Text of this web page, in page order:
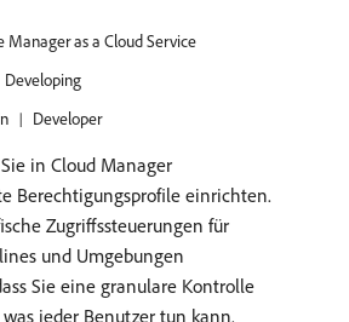
Manager as a Cloud Service
Developing
Developer
in Cloud Manager
Berechtigungsprofile einrichten.
Zugriffssteuerungen für
und Umgebungen
Sie eine granulare Kontrolle
jeder Benutzer tun kann.